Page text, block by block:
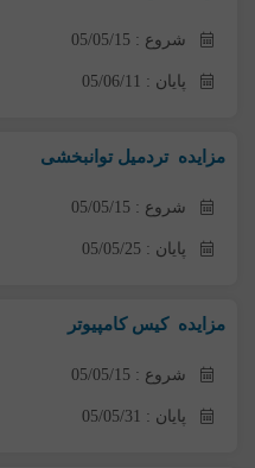
شروع : 05/05/15
پایان : 05/06/11
مزایده تردمیل توانبخشی
شروع : 05/05/15
پایان : 05/05/25
مزایده کیس کامپیوتر
شروع : 05/05/15
پایان : 05/05/31